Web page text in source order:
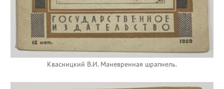
Квасницкий В.И. Маневренная шрапнель.